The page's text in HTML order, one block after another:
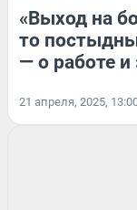
«Выход на
то
— о работе и
21 апреля, 2025,